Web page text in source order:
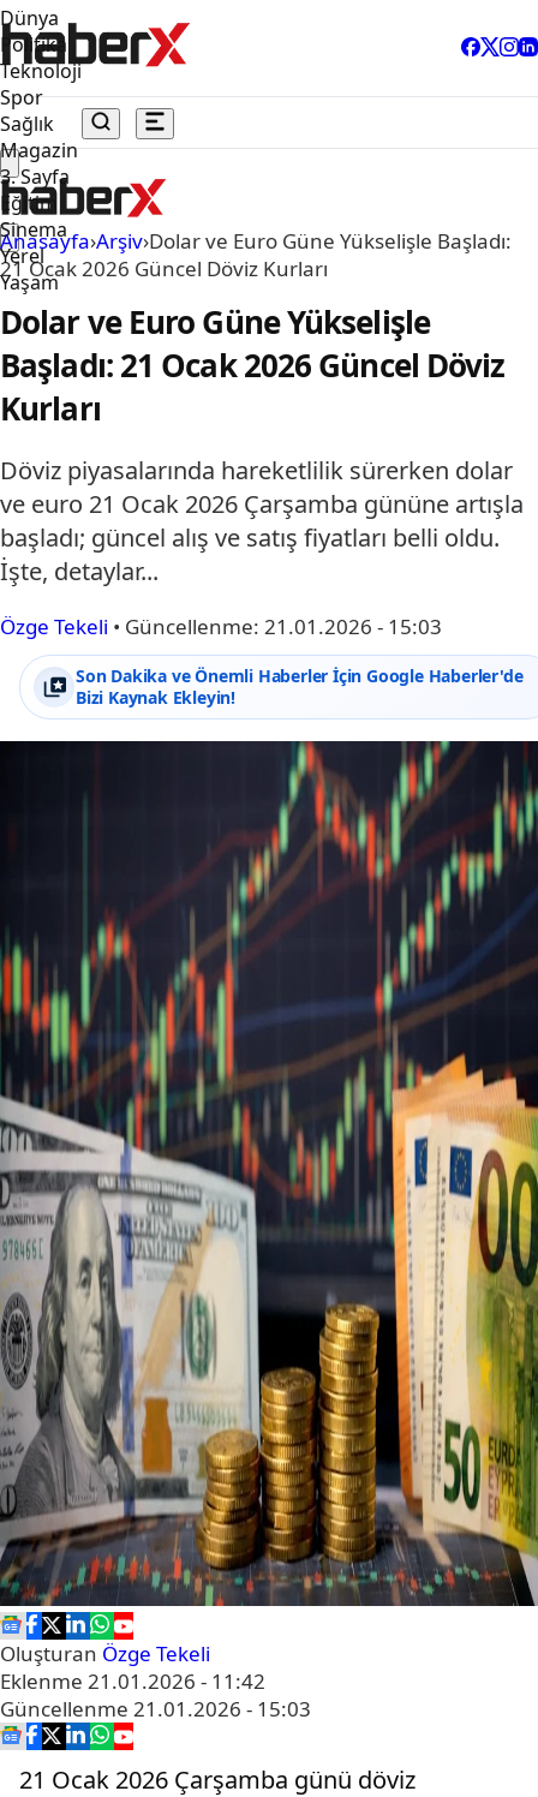
Dünya
Politika
Teknoloji
Spor
Sağlık
Magazin
3. Sayfa
Eğitim
Sinema
Yerel
Yaşam
Anasayfa›Arşiv›Dolar ve Euro Güne Yükselişle Başladı:
21 Ocak 2026 Güncel Döviz Kurları
Dolar ve Euro Güne Yükselişle
Başladı: 21 Ocak 2026 Güncel Döviz
Kurları
Döviz piyasalarında hareketlilik sürerken dolar
ve euro 21 Ocak 2026 Çarşamba gününe artışla
başladı; güncel alış ve satış fiyatları belli oldu.
İşte, detaylar...
Özge Tekeli • Güncellenme: 21.01.2026 - 15:03
Son Dakika ve Önemli Haberler İçin Google Haberler'de
Bizi Kaynak Ekleyin!
Oluşturan Özge Tekeli
Eklenme 21.01.2026 - 11:42
Güncellenme 21.01.2026 - 15:03
21 Ocak 2026 Çarşamba günü döviz